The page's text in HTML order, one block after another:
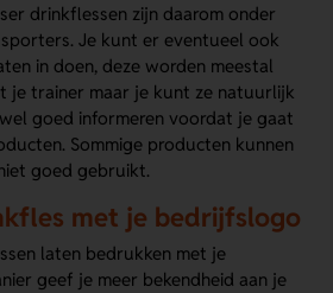
drinkflessen zijn daarom onder
Je kunt er eventueel ook
in doen, deze worden meestal
je trainer maar je kunt ze natuurlijk
goed informeren voordat je gaat
Sommige producten kunnen
goed gebruikt.
met je bedrijfslogo
laten bedrukken met je
geef je meer bekendheid aan je